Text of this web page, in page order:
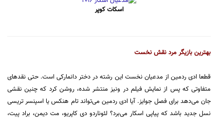
اسکات کوپر
بهترین بازیگر مرد نقش نخست
قطعا ادی ردمین از مدعیان نخست این رشته در دختر دانمارکی است. حتی نقدهای
متفاوتی که پس از نمایش فیلم در ونیز منتشر شده، روشن کرد که چنین نقشی
جان می‌دهد برای فصل جوایز. آیا ادی ردمین می‌تواند تام هنکس یا اسپنسر تریسی
نسل جدید باشد که پیاپی اسکار می‌برد؟ لئوناردو دی کاپریو، مت دیمن، براد پیت،